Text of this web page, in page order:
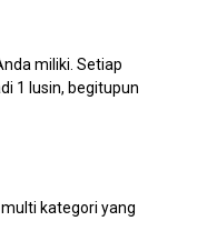
miliki. Setiap
1 lusin, begitupun
kategori yang